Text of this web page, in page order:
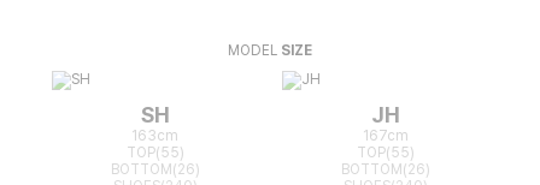
MODEL SIZE
SH
163cm
TOP(55)
BOTTOM(26)
JH
167cm
TOP(55)
BOTTOM(26)